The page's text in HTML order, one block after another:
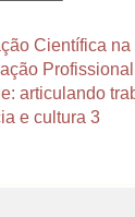
Científica na
articulando
e cultura 3